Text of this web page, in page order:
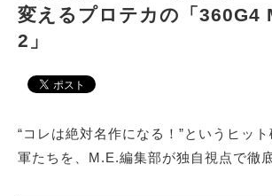
変えるプロテカの「360G4
2」
“コレは絶対名作になる！”というヒッ
軍たちを、M.E.編集部が独自視点で徹
CAR&BIKE
COLUMN
MAGAZINE